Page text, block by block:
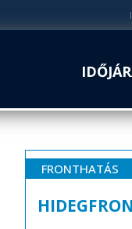
FRONTHATÁS